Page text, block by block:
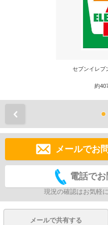
セブンイレ
約
メールでお
電話で
現況の確認はお気軽
メールで共有する